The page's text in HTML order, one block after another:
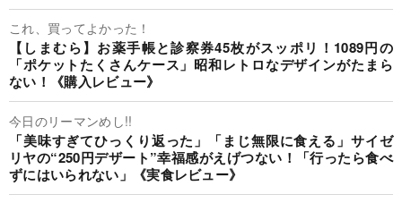
これ、買ってよかった！
【しまむら】お薬手帳と診察券45枚がスッポリ！1089円の
「ポケットたくさんケース」昭和レトロなデザインがたまら
ない！《購入レビュー》
今日のリーマンめし!!
「美味すぎてひっくり返った」「まじ無限に食える」サイゼ
リヤの“250円デザート”幸福感がえげつない！「行ったら食べ
ずにはいられない」《実食レビュー》